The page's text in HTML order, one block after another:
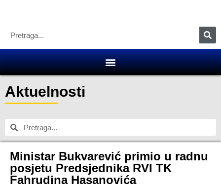
Aktuelnosti
Ministar Bukvarević primio u radnu
posjetu Predsjednika RVI TK
Fahrudina Hasanovića